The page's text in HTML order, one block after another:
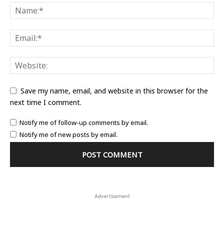
Save my name, email, and website in this browser for the
next time I comment.
Notify me of follow-up comments by email.
Notify me of new posts by email.
Advertisement